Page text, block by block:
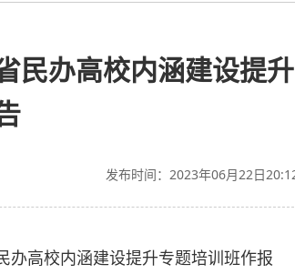
民办高校内涵建设提升
发布时间：2023年06月22日
办高校内涵建设提升专题培训班作报